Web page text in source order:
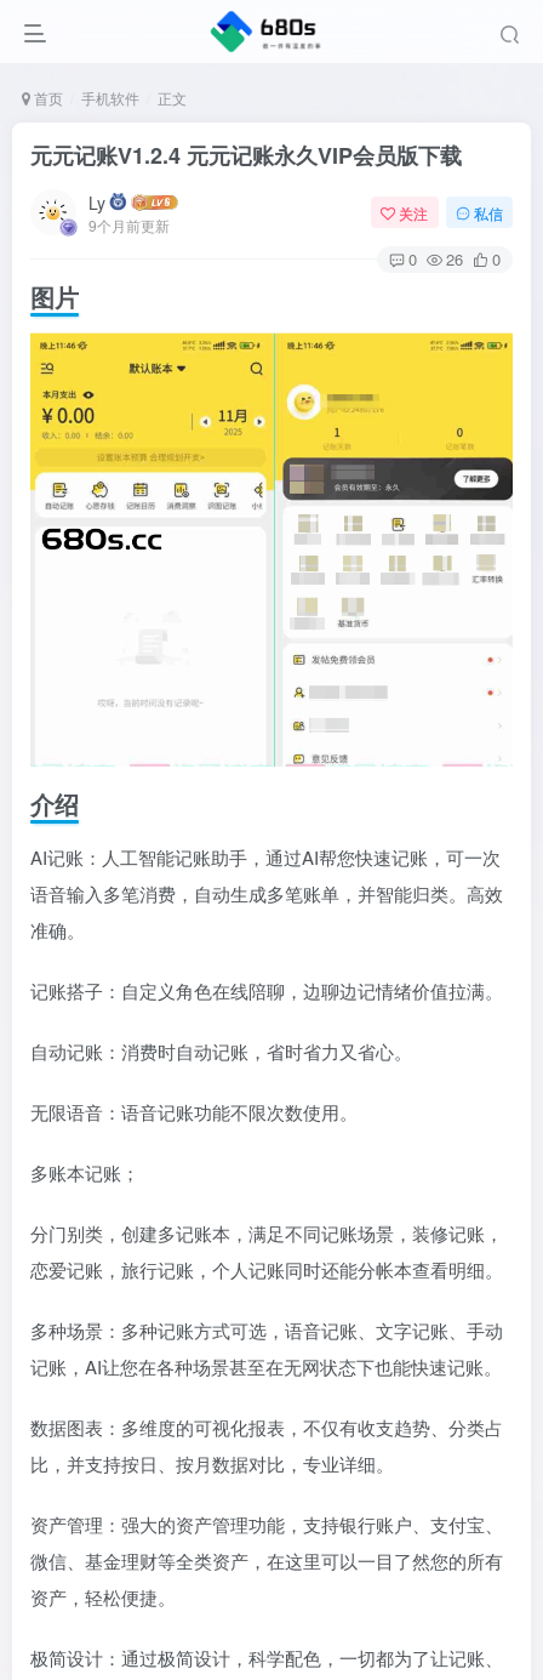
首页 手机软件 正文
元元记账V1.2.4 元元记账永久VIP会员版下载
Ly
9个月前更新
关注 私信
0 26 0
图片
介绍
AI记账：人工智能记账助手，通过AI帮您快速记账，可一次
语音输入多笔消费，自动生成多笔账单，并智能归类。高效
准确。
记账搭子：自定义角色在线陪聊，边聊边记情绪价值拉满。
自动记账：消费时自动记账，省时省力又省心。
无限语音：语音记账功能不限次数使用。
多账本记账；
分门别类，创建多记账本，满足不同记账场景，装修记账，
恋爱记账，旅行记账，个人记账同时还能分帐本查看明细。
多种场景：多种记账方式可选，语音记账、文字记账、手动
记账，AI让您在各种场景甚至在无网状态下也能快速记账。
数据图表：多维度的可视化报表，不仅有收支趋势、分类占
比，并支持按日、按月数据对比，专业详细。
资产管理：强大的资产管理功能，支持银行账户、支付宝、
微信、基金理财等全类资产，在这里可以一目了然您的所有
资产，轻松便捷。
极简设计：通过极简设计，科学配色，一切都为了让记账、